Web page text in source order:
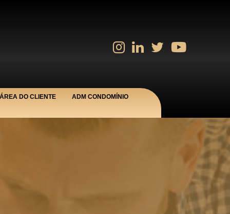
ÁREA DO CLIENTE ADM CONDOMÍNIO